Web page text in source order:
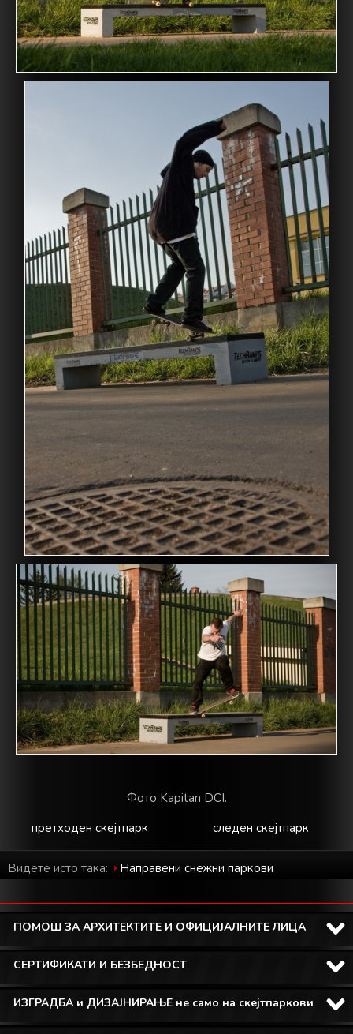
Фото Kapitan DCI.
следен скејтпарк
претходен скејтпарк
Видете исто така: Направени снежни паркови
ПОМОШ ЗА АРХИТЕКТИТЕ И ОФИЦИЈАЛНИТЕ ЛИЦА
СЕРТИФИКАТИ И БЕЗБЕДНОСТ
ИЗГРАДБА и ДИЗАЈНИРАЊЕ не само на скејтпаркови